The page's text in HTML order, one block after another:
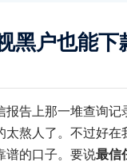
黑户也能下
告上那一堆查询
熬人了。不过好
谱的口子。要说最信